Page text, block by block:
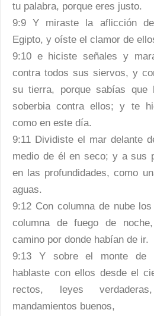
tu palabra, porque eres justo.
9:9 Y miraste la aflicción
Egipto, y oíste el clamor de
9:10 e hiciste señales y
contra todos sus siervos, y
su tierra, porque sabías que
soberbia contra ellos; y te
como en este día.
9:11 Dividiste el mar delante
medio de él en seco; y a sus
en las profundidades, como
aguas.
9:12 Con columna de nube
columna de fuego de
camino por donde habían de ir.
9:13 Y sobre el monte de
hablaste con ellos desde el
rectos, leyes
mandamientos buenos,